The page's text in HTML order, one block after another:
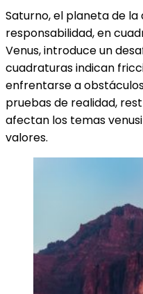
Saturno, el planeta de la
responsabilidad, en
Venus, introduce un
cuadraturas indican
enfrentarse a
pruebas de realidad,
afectan los temas
valores.